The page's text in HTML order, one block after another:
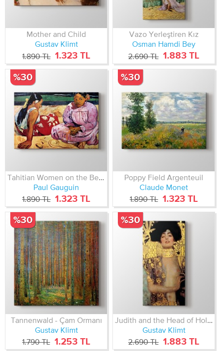
Mother and Child
Gustav Klimt
1.890 TL 1.323 TL
Vazo Yerleştiren Kız
Osman Hamdi Bey
2.690 TL 1.883 TL
Paul Gauguin
1.890 TL 1.323 TL
%30
Poppy Field Argenteuil
Claude Monet
1.890 TL 1.323 TL
%30
Tannenwald - Çam Ormanı
Gustav Klimt
1.790 TL 1.253 TL
%30
Judith and the Head of Holofernes
Gustav Klimt
2.690 TL 1.883 TL
%30